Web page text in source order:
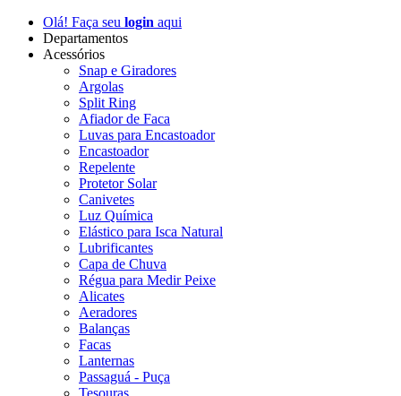
Olá! Faça seu login aqui
Departamentos
Acessórios
Snap e Giradores
Argolas
Split Ring
Afiador de Faca
Luvas para Encastoador
Encastoador
Repelente
Protetor Solar
Canivetes
Luz Química
Elástico para Isca Natural
Lubrificantes
Capa de Chuva
Régua para Medir Peixe
Alicates
Aeradores
Balanças
Facas
Lanternas
Passaguá - Puça
Tesouras